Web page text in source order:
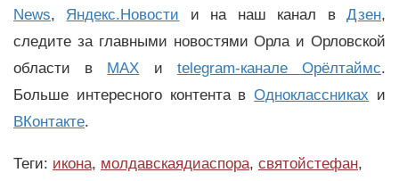
News, Яндекс.Новости и на наш канал вДзен,
следите за главными новостями Орла и Орловской
области в MAX и telegram-канале Орёлтаймс.
Больше интересного контента вОдноклассниках и
ВКонтакте.
Теги: икона, молдавскаядиаспора, святойстефан,